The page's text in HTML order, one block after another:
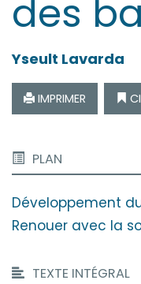
des
Yseult Lavarda
IMPRIMER
PLAN
Développement
Renouer avec la
TEXTE INTÉGRAL